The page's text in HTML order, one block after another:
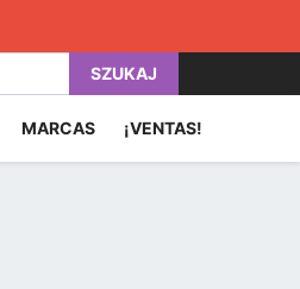
SZUKAJ
MARCAS ¡VENTAS!